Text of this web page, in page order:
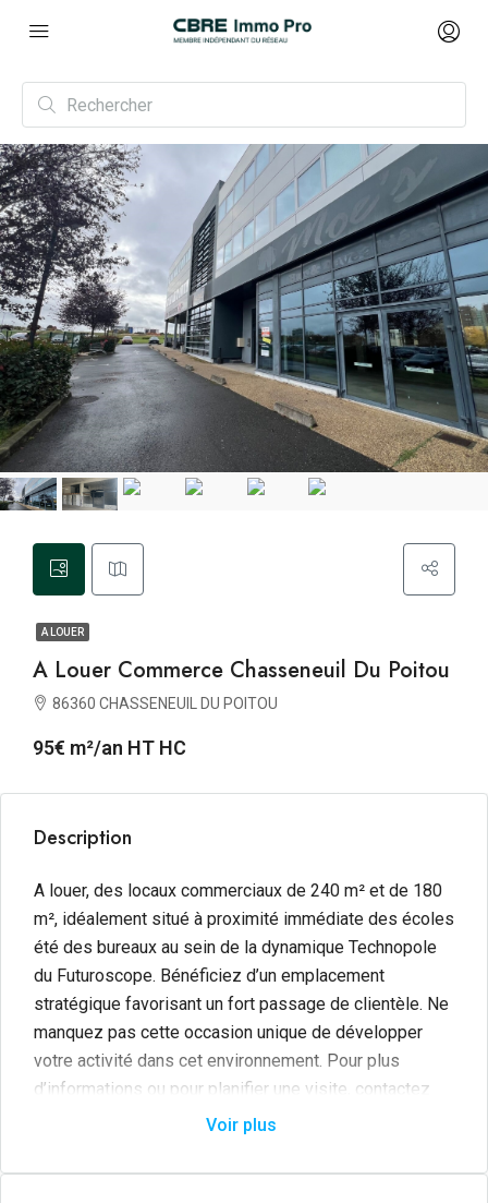
A LOUER
A Louer Commerce Chasseneuil Du Poitou
86360 CHASSENEUIL DU POITOU
95€ m²/an HT HC
Description
A louer, des locaux commerciaux de 240 m² et de 180
m², idéalement situé à proximité immédiate des écoles
été des bureaux au sein de la dynamique Technopole
du Futuroscope. Bénéficiez d’un emplacement
stratégique favorisant un fort passage de clientèle. Ne
manquez pas cette occasion unique de développer
votre activité dans cet environnement. Pour plus
d’informations ou pour planifier une visite, contactez
Voir plus